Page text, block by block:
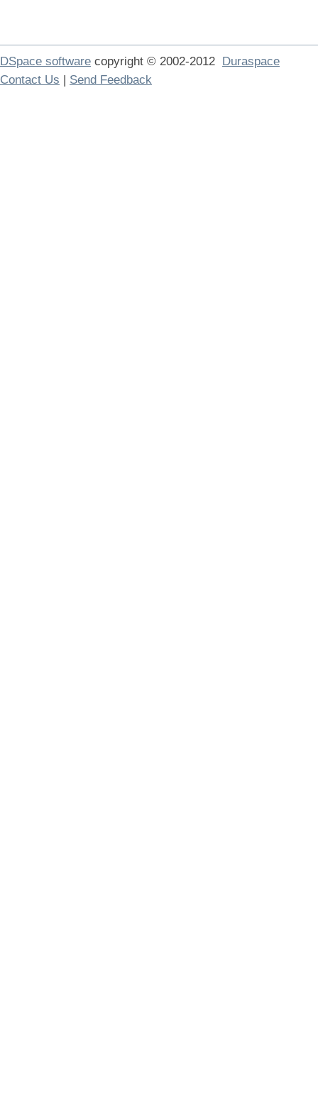
DSpace software copyright © 2002-2012 Duraspace
Contact Us | Send Feedback